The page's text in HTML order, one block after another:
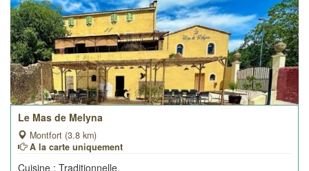
Le Mas de Melyna
Montfort (3.8 km)
A la carte uniquement
Cuisine : Traditionnelle.